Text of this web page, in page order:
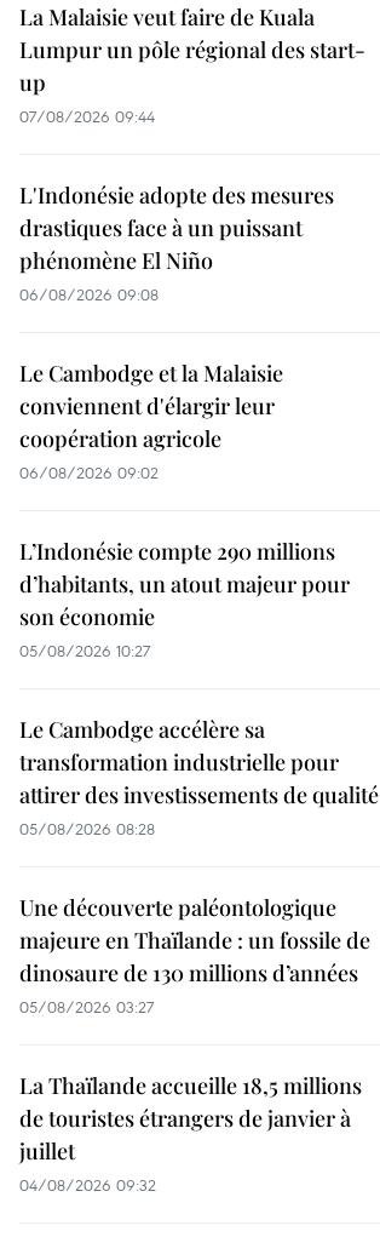
La Malaisie veut faire de Kuala
Lumpur un pôle régional des start-
up
07/08/2026 09:44
L'Indonésie adopte des mesures
drastiques face à un puissant
phénomène El Niño
06/08/2026 09:08
Le Cambodge et la Malaisie
conviennent d'élargir leur
coopération agricole
06/08/2026 09:02
L’Indonésie compte 290 millions
d’habitants, un atout majeur pour
son économie
05/08/2026 10:27
Le Cambodge accélère sa
transformation industrielle pour
attirer des investissements de qualité
05/08/2026 08:28
Une découverte paléontologique
majeure en Thaïlande : un fossile de
dinosaure de 130 millions d’années
05/08/2026 03:27
La Thaïlande accueille 18,5 millions
de touristes étrangers de janvier à
juillet
04/08/2026 09:32